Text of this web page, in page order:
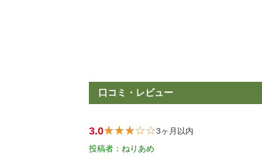
口コミ・レビュー
3.0
3ヶ月以内
投稿者：ねりあめ